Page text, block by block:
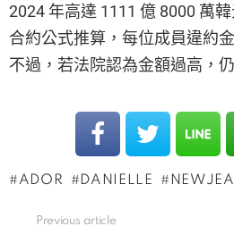
2024 年高達 1111 億 8000 萬
合約公式推算，每位成員違約
不過，若法院認為金額過高，
ADOR DANIELLE
Previous article